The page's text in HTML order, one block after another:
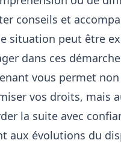
conseils et
situation peut être
dans ces
vous permet
vos droits, mais
la suite avec
aux évolutions du